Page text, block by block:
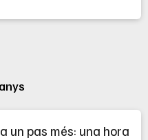
un pas més: una hora